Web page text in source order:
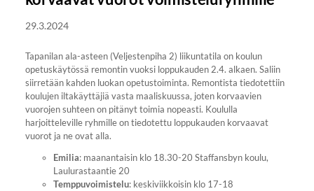
29.3.2024
Tapanilan ala-asteen (Veljestenpiha 2) liikuntatila on koulun
opetuskäytössä remontin vuoksi loppukauden 2.4. alkaen. Saliin
siirretään kahden luokan opetustoiminta. Remontista tiedotettiin
koulujen iltakäyttäjiä vasta maaliskuussa, joten korvaavien
vuorojen suhteen on pitänyt toimia nopeasti. Koululla
harjoitteleville ryhmille on tiedotettu loppukauden korvaavat
vuorot ja ne ovat alla.
Emilia: maanantaisin klo 18.30-20 Staffansbyn koulu,
Laulurastaantie 20
Temppuvoimistelu: keskiviikkoisin klo 17-18